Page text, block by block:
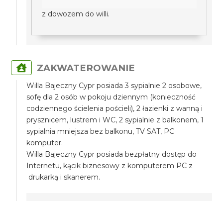
z dowozem do willi.
ZAKWATEROWANIE
Willa Bajeczny Cypr posiada 3 sypialnie 2 osobowe,
sofę dla 2 osób w pokoju dziennym (konieczność
codziennego ścielenia pościeli), 2 łazienki z wanną i
prysznicem, lustrem i WC, 2 sypialnie z balkonem, 1
sypialnia mniejsza bez balkonu, TV SAT, PC
komputer.
Willa Bajeczny Cypr posiada bezpłatny dostęp do
Internetu, kącik biznesowy z komputerem PC z
drukarką i skanerem.